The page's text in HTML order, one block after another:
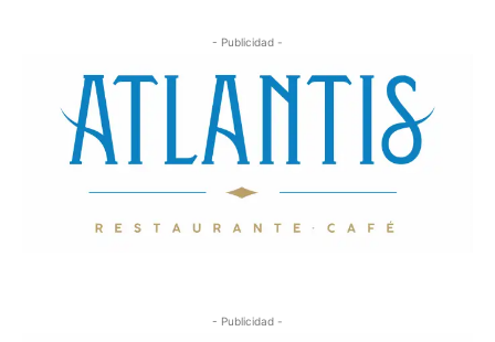
- Publicidad -
- Publicidad -